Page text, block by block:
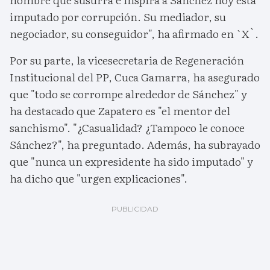
imputado por corrupción. Su mediador, su
negociador, su conseguidor", ha afirmado en `X`.
Por su parte, la vicesecretaria de Regeneración
Institucional del PP, Cuca Gamarra, ha asegurado
que "todo se corrompe alrededor de Sánchez" y
ha destacado que Zapatero es "el mentor del
sanchismo". "¿Casualidad? ¿Tampoco le conoce
Sánchez?", ha preguntado. Además, ha subrayado
que "nunca un expresidente ha sido imputado" y
ha dicho que "urgen explicaciones".